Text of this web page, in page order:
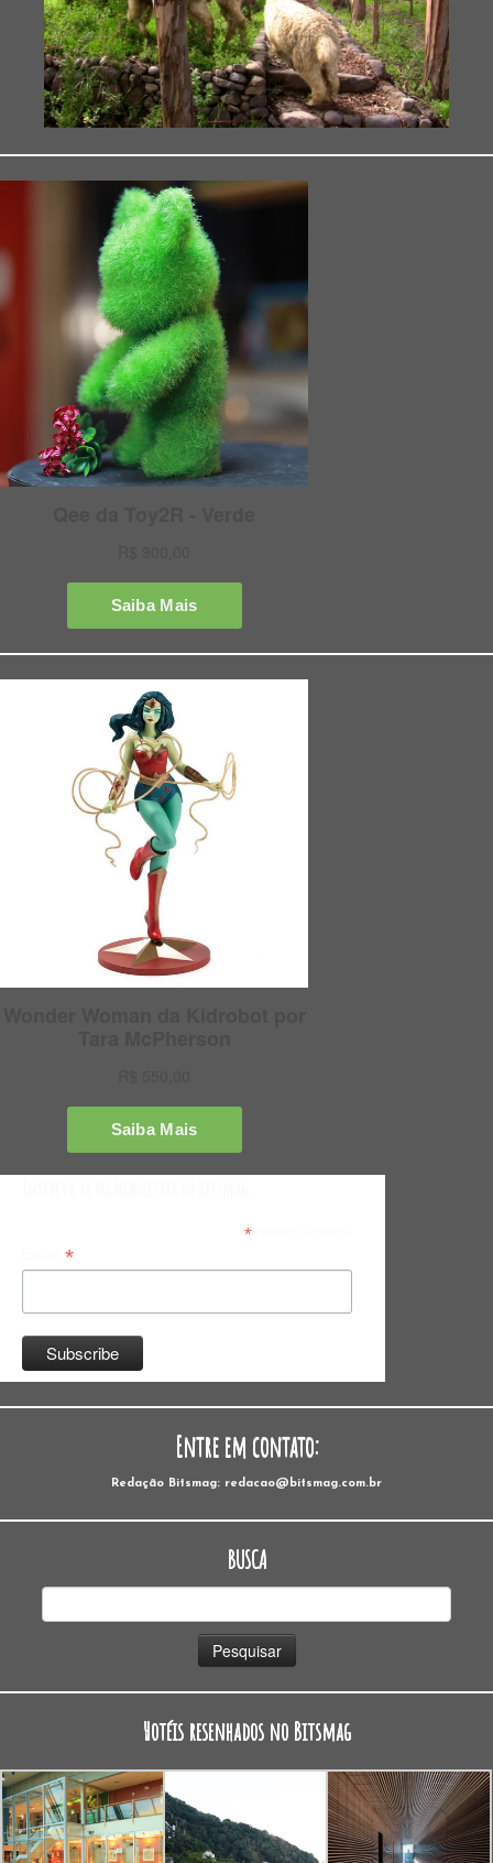
*indicates required
*
Entre em contato:
Redação Bitsmag: redacao@bitsmag.com.br
BUSCA
Hotéis resenhados no Bitsmag